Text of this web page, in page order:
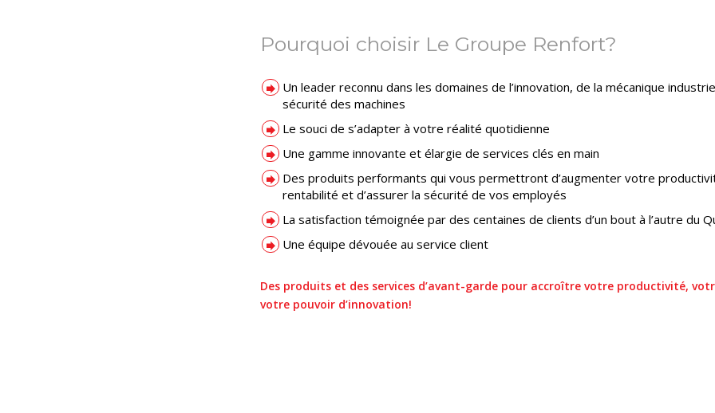
Pourquoi choisir Le Groupe Renfort?
Un leader reconnu dans les domaines de l’innovation, de la mécanique
sécurité des machines
Le souci de s’adapter à votre réalité quotidienne
Une gamme innovante et élargie de services clés en main
Des produits performants qui vous permettront d’augmenter votre
rentabilité et d’assurer la sécurité de vos employés
La satisfaction témoignée par des centaines de clients d’un bout à l’autre du
Une équipe dévouée au service client
Des produits et des services d’avant-garde pour accroître votre productivité,
votre pouvoir d’innovation!